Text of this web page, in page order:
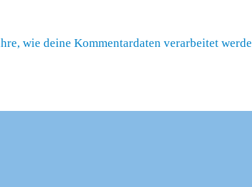
wie deine Kommentardaten verarbeitet